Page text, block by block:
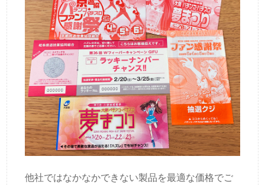
他社ではなかなかできない製品を最適な価格でご